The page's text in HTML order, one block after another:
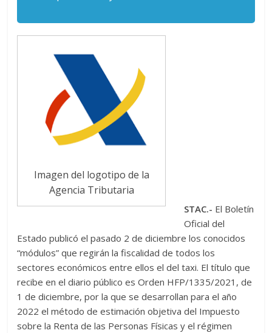
Imagen del logotipo de la
Agencia Tributaria
STAC.- El Boletín
Oficial del
Estado publicó el pasado 2 de diciembre los conocidos
“módulos” que regirán la fiscalidad de todos los
sectores económicos entre ellos el del taxi. El título que
recibe en el diario público es Orden HFP/1335/2021, de
1 de diciembre, por la que se desarrollan para el año
2022 el método de estimación objetiva del Impuesto
sobre la Renta de las Personas Físicas y el régimen